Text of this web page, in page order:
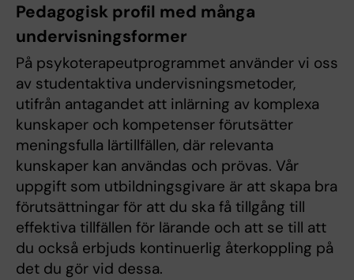
Pedagogisk profil med många
undervisningsformer
På psykoterapeutprogrammet använder vi oss
av studentaktiva undervisningsmetoder,
utifrån antagandet att inlärning av komplexa
kunskaper och kompetenser förutsätter
meningsfulla lärtillfällen, där relevanta
kunskaper kan användas och prövas. Vår
uppgift som utbildningsgivare är att skapa bra
förutsättningar för att du ska få tillgång till
effektiva tillfällen för lärande och att se till att
du också erbjuds kontinuerlig återkoppling på
det du gör vid dessa.